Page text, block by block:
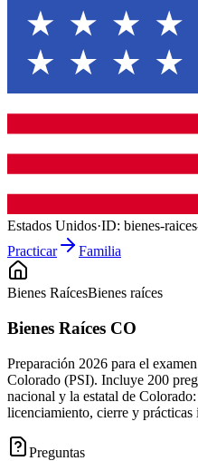
Estados Unidos·ID: bienes-
Practicar
Familia
Bienes RaícesBienes raíces
Bienes Raíces CO
Preparación 2026 para el
Colorado (PSI). Incluye 200
nacional y la estatal de
licenciamiento, cierre y prácticas
Preguntas